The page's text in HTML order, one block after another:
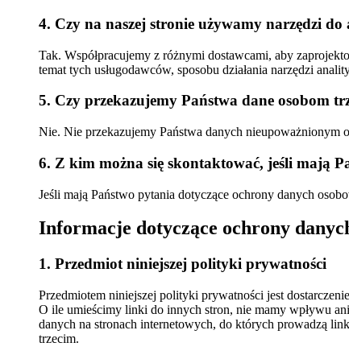
4. Czy na naszej stronie używamy narzędzi
Tak. Współpracujemy z różnymi dostawcami, aby
temat tych usługodawców, sposobu działania narzędzi
5. Czy przekazujemy Państwa dane osobom
Nie. Nie przekazujemy Państwa danych nieupoważnionym
6. Z kim można się skontaktować, jeśli mają
Jeśli mają Państwo pytania dotyczące ochrony danych
Informacje dotyczące ochrony
1. Przedmiot niniejszej polityki prywatności
Przedmiotem niniejszej polityki prywatności jest
O ile umieścimy linki do innych stron, nie mamy wpływu
danych na stronach internetowych, do których prowadzą
trzecim.